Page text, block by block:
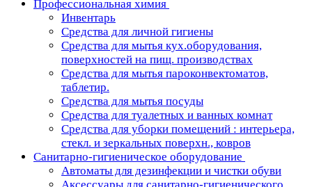
Профессиональная химия
Инвентарь
Средства для личной гигиены
Средства для мытья кух.оборудования,
поверхностей на пищ. производствах
Средства для мытья пароконвектоматов,
таблетир.
Средства для мытья посуды
Средства для туалетных и ванных комнат
Средства для уборки помещений : интерьера,
стекл. и зеркальных поверхн., ковров
Санитарно-гигиеническое оборудование
Автоматы для дезинфекции и чистки обуви